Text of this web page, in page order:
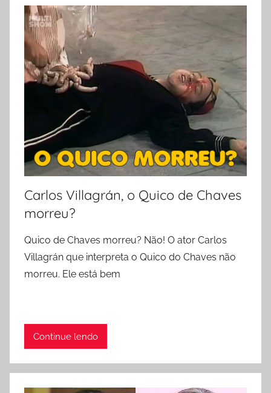
Carlos Villagrán, o Quico de Chaves
morreu?
Quico de Chaves morreu? Não! O ator Carlos
Villagrán que interpreta o Quico do Chaves não
morreu. Ele está bem
Continue lendo